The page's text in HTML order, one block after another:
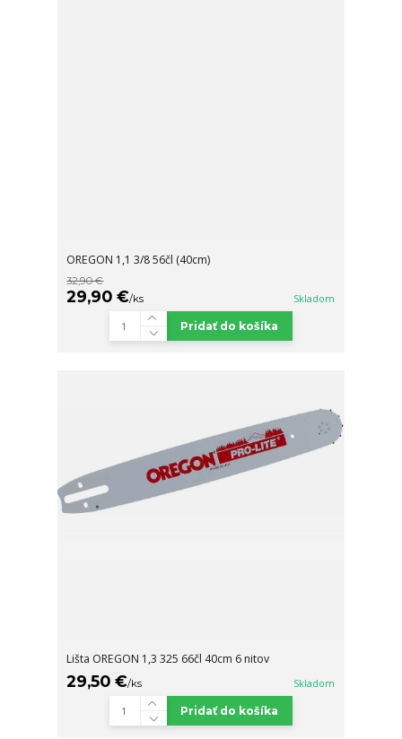
OREGON 1,1 3/8 56čl (40cm)
32,90 €
29,90 €/ks Skladom
Pridať do košíka
Lišta OREGON 1,3 325 66čl 40cm 6 nitov
29,50 €/ks Skladom
Pridať do košíka